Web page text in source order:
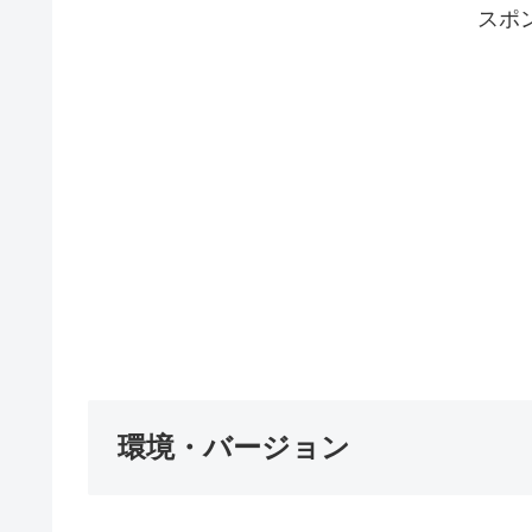
スポ
環境・バージョン